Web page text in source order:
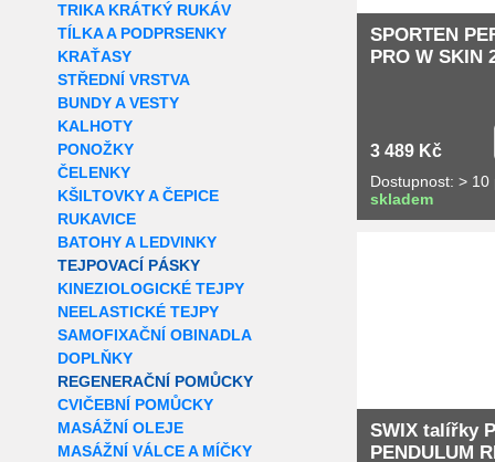
TRIKA KRÁTKÝ RUKÁV
TÍLKA A PODPRSENKY
KRAŤASY
STŘEDNÍ VRSTVA
BUNDY A VESTY
KALHOTY
PONOŽKY
ČELENKY
KŠILTOVKY A ČEPICE
RUKAVICE
BATOHY A LEDVINKY
TEJPOVACÍ PÁSKY
KINEZIOLOGICKÉ TEJPY
NEELASTICKÉ TEJPY
SAMOFIXAČNÍ OBINADLA
DOPLŇKY
REGENERAČNÍ POMŮCKY
CVIČEBNÍ POMŮCKY
MASÁŽNÍ OLEJE
MASÁŽNÍ VÁLCE A MÍČKY
SPORTEN
PRO W SKIN
3 489 Kč
Dostupnost: > 10
skladem
SWIX talířky
PENDULUM